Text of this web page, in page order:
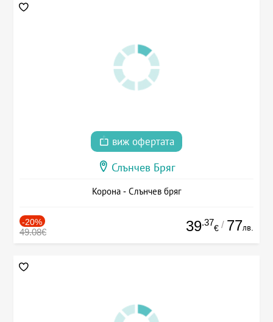
виж офертата
Слънчев Бряг
Корона - Слънчев бряг
-20%
49.08€ 39.37
€ / 77лв.